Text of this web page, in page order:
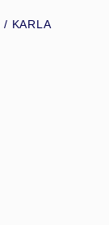
/ KARLA